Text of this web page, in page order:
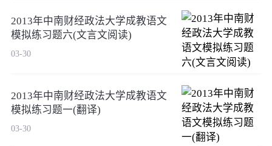
2013年中南财经政法大学成教语文
模拟练习题六(文言文阅读)
03-30
2013年中南财经政法大学成教语文
模拟练习题一(翻译)
03-30